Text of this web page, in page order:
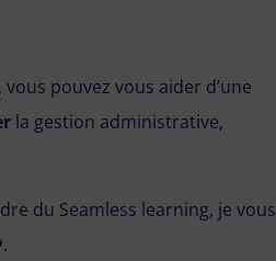
pouvez vous aider d’une
la gestion administrative,
du Seamless learning, je vous
.